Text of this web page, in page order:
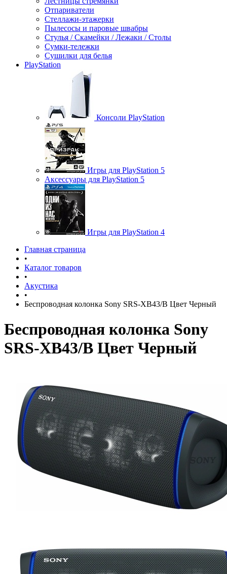
Отпариватели
Стеллажи-этажерки
Пылесосы и паровые швабры
Стулья / Скамейки / Лежаки / Столы
Сумки-тележки
Сушилки для белья
PlayStation
Консоли PlayStation
Игры для PlayStation 5
Аксессуары для PlayStation 5
Игры для PlayStation 4
Главная страница
•
Каталог товаров
•
Акустика
•
Беспроводная колонка Sony SRS-XB43/B Цвет Черный
Беспроводная колонка Sony
SRS-XB43/B Цвет Черный